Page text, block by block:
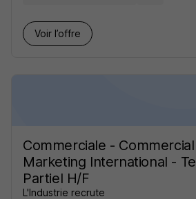
Voir l’offre
Commerciale -
Marketing International -
Partiel H/F
L'Industrie recrute